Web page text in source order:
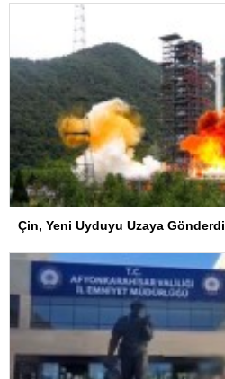
Çin, Yeni Uyduyu Uzaya Gönderdi